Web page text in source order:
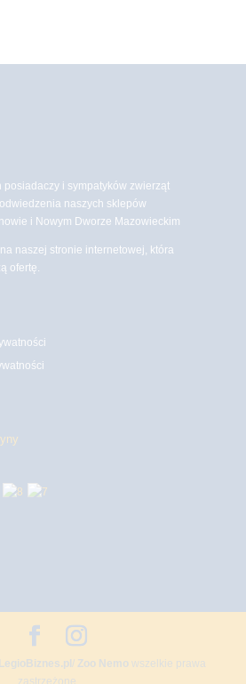
posiadaczy i sympatyków zwierząt
naszych sklepów
i Nowym Dworze Mazowieckim
naszej stronie internetowej, która
ofertę.
LegioBiznes.pl/ Zoo Nemowszelkie prawa
zastrzeżone